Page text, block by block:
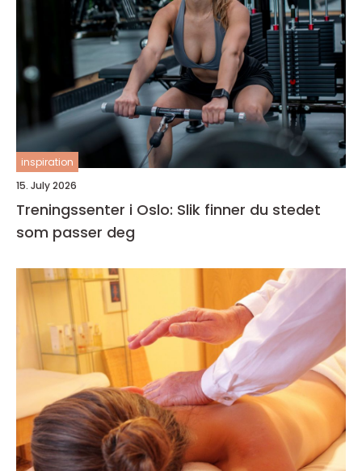
inspiration
15. July 2026
Treningssenter i Oslo: Slik finner du stedet
som passer deg